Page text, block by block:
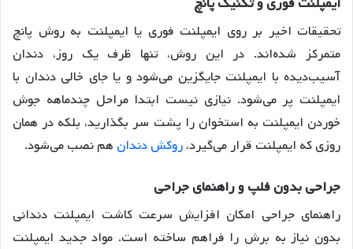
تحقیقات اخیر بر روی ایمپلنت فوری یا ایمپلنت به روش پانچ
متمرکز شده‌اند. در این روش، تنها ظرف یک روز، دندان
آسیب‌دیده با ایمپلنت جایگزین می‌شود و یا جای خالی دندان با
ایمپلنت پر می‌شود. نیازی نیست ابتدا مراحل چندماهه جوش
خوردن ایمپلنت به استخوان را پشت سر بگذارید، بلکه در همان
روزی که ایمپلنت قرار می‌گیرد،روکش دندان هم نصب می‌شود.
جراحیبدونفلپوراهنمایجراحی
راهنمای جراحی امکان افزایش سرعت کاشت ایمپلنت دندانی
بدون نیاز به برش را فراهم ساخته است. مواد جدید ایمپلنت